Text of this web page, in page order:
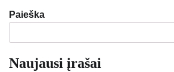
Paieška
Naujausi įrašai